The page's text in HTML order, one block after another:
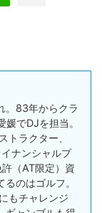
。83年からクラ
でDJを担当。
トラクター、
ナンシャルプ
（AT限定）資
のはゴルフ。
もチャレンジ